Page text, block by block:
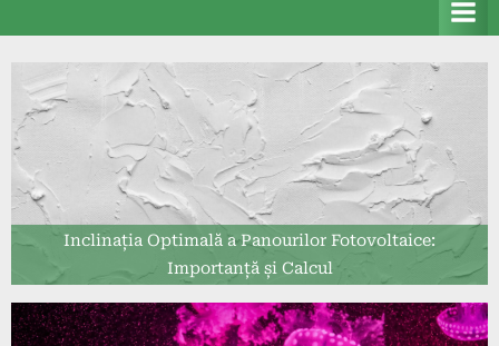
Inclinația Optimală a Panourilor Fotovoltaice:
Importanță și Calcul